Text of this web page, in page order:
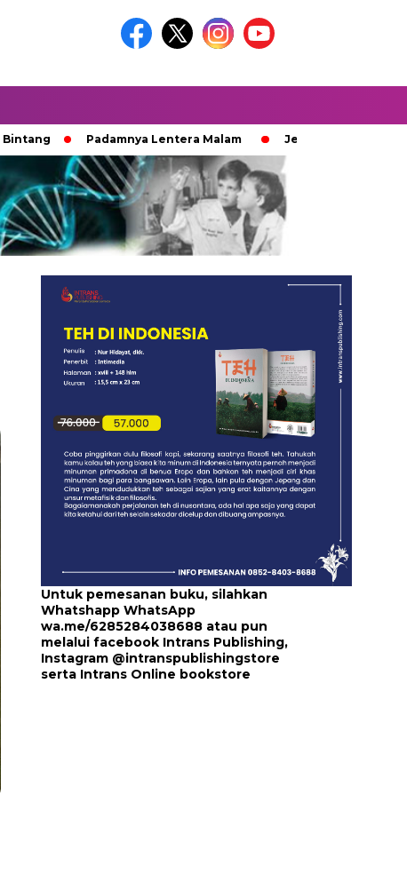
Padamnya Lentera Malam Jejak 100 Hari Pemburu Kayu
Untuk pemesanan buku, silahkan
Whatshapp WhatsApp
wa.me/6285284038688 atau pun
melalui facebook Intrans Publishing,
Instagram @intranspublishingstore
serta Intrans Online bookstore